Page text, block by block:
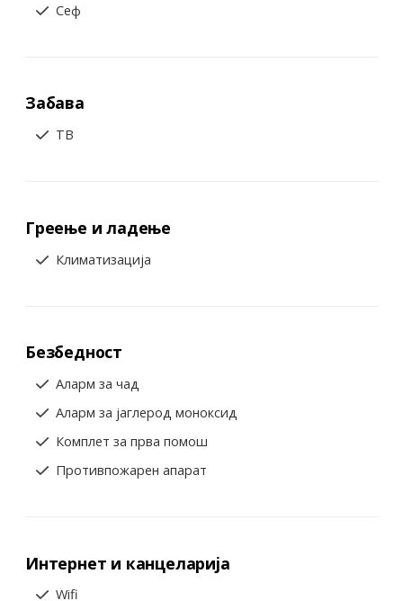
Сеф
Забава
ТВ
Греење и ладење
Климатизација
Безбедност
Аларм за чад
Аларм за јаглерод моноксид
Комплет за прва помош
Противпожарен апарат
Интернет и канцеларија
Wifi